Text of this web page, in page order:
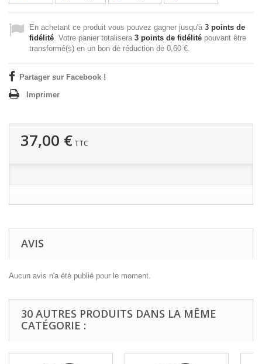
En achetant ce produit vous pouvez gagner jusqu'à 3 points de
fidélité. Votre panier totalisera 3 points de fidélité pouvant être
transformé(s) en un bon de réduction de 0,60 €.
Partager sur Facebook !
Imprimer
37,00 € TTC
AVIS
Aucun avis n'a été publié pour le moment.
30 AUTRES PRODUITS DANS LA MÊME
CATÉGORIE :